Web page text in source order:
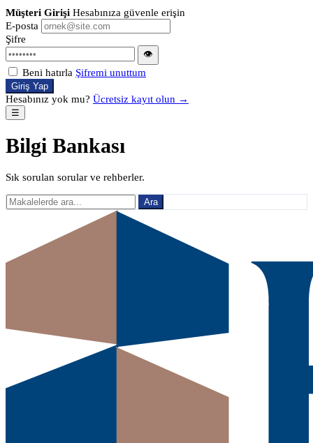
Müşteri Girişi Hesabınıza güvenle erişin
E-posta
Şifre
👁
Beni hatırla Şifremi unuttum
Giriş Yap
Hesabınız yok mu? Ücretsiz kayıt olun →
☰
Bilgi Bankası
Sık sorulan sorular ve rehberler.
Ara